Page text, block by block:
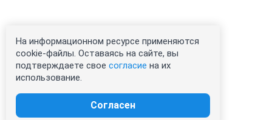
На информационном ресурсе применяются
cookie-файлы. Оставаясь на сайте, вы
подтверждаете свое согласие на их
использование.
Согласен